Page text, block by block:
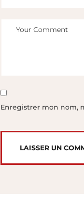
Enregistrer mon nom,